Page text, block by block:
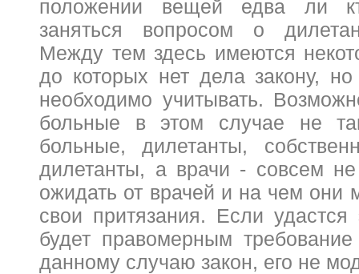
положении вещей едва ли
заняться вопросом о
Между тем здесь имеются
до которых нет дела закону,
необходимо учитывать.
больные в этом случае не
больные, дилетанты,
дилетанты, а врачи - совсем
ожидать от врачей и на чем они
свои притязания. Если удастся
будет правомерным
данному случаю закон, его не